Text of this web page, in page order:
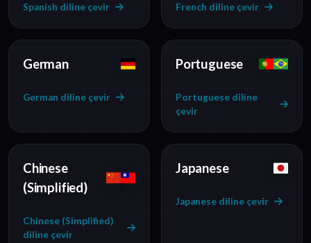
Spanish diline çevir French diline çevir
German
German diline çevir
Portuguese
Portuguese diline
çevir
Chinese
(Simplified)
Chinese (Simplified)
diline çevir
Japanese
Japanese diline çevir